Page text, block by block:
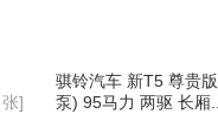
张]
骐铃汽车 新T5 尊贵
泵) 95马力 两驱 长厢...